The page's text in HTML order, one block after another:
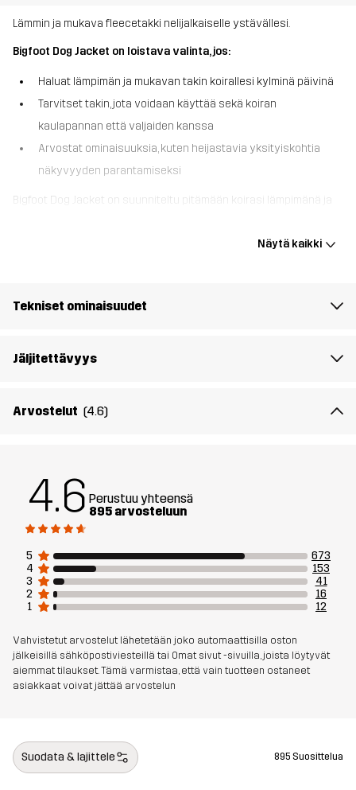
Lämmin ja mukava fleecetakki nelijalkaiselle ystävällesi.
Bigfoot Dog Jacket on loistava valinta, jos:
Haluat lämpimän ja mukavan takin koirallesi kylminä päivinä
Tarvitset takin, jota voidaan käyttää sekä koiran
kaulapannan että valjaiden kanssa
Arvostat ominaisuuksia, kuten heijastavia yksityiskohtia
näkyvyyden parantamiseksi
Bigfoot Dog Jacket on suunniteltu pitämään koirasi lämpimänä ja
ansiosta. Tässä takissa on kaksi pientä aukkoa talutushihnalle,
jalkojen joustavat remmit pitävät takin tukevasti paikoillaan.
hämärässä ja lisäävät turvallisuutta. Lisäksi yhteensopivien
Paino
Aktiviteetteihin
Tuotenumero 10603_2243
Näytä kaikki
Tekniset ominaisuudet
Jäljitettävyys
Arvostelut (4.6)
4.6 Perustuu yhteensä
895 arvosteluun
5
673
4
153
3
41
2
16
1
12
Vahvistetut arvostelut lähetetään joko automaattisilla oston
jälkeisillä sähköpostiviesteillä tai Omat sivut -sivuilla, joista löytyvät
aiemmat tilaukset. Tämä varmistaa, että vain tuotteen ostaneet
asiakkaat voivat jättää arvostelun
Suodata & lajittele 895 Suosittelua